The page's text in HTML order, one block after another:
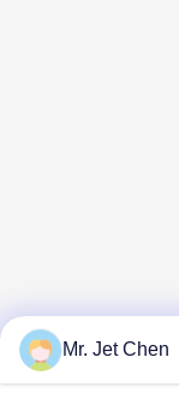
Mr. Jet Chen